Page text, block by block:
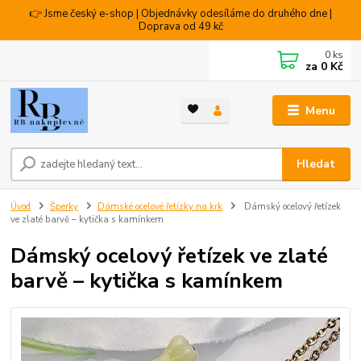
👉 Jsme český e-shop | Objednávky odesíláme do druhého dne |
Doprava od 49 kč
Menu
Hledat
0 ks
za 0 Kč
Úvod Šperky Dámské ocelové řetízky na krk
Dámský ocelový řetízek
ve zlaté barvě – kytička s kamínkem
Dámský ocelový řetízek ve zlaté
barvě – kytička s kamínkem